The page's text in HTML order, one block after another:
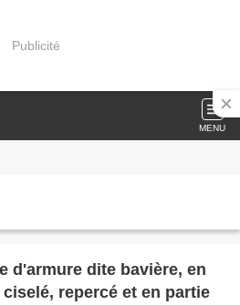
Publicité
MENU
d'armure dite bavière, en
repercé et en partie